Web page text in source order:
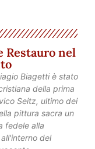
Restauro nel
Biagetti è stato
della prima
Seitz, ultimo dei
pittura sacra un
fedele alla
del